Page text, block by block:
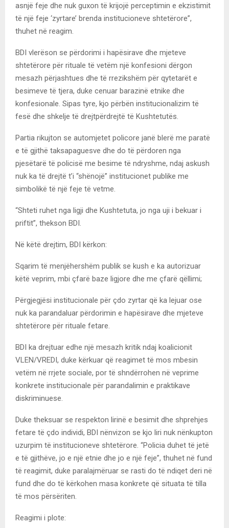
asnjë feje dhe nuk guxon të krijojë perceptimin e ekzistimit
të një feje ‘zyrtare’ brenda institucioneve shtetërore”,
thuhet në reagim.
BDI vlerëson se përdorimi i hapësirave dhe mjeteve
shtetërore për rituale të vetëm një konfesioni dërgon
mesazh përjashtues dhe të rrezikshëm për qytetarët e
besimeve të tjera, duke cenuar barazinë etnike dhe
konfesionale. Sipas tyre, kjo përbën institucionalizim të
fesë dhe shkelje të drejtpërdrejtë të Kushtetutës.
Partia rikujton se automjetet policore janë blerë me paratë
e të gjithë taksapaguesve dhe do të përdoren nga
pjesëtarë të policisë me besime të ndryshme, ndaj askush
nuk ka të drejtë t’i “shënojë” institucionet publike me
simbolikë të një feje të vetme.
“Shteti ruhet nga ligji dhe Kushtetuta, jo nga uji i bekuar i
priftit”, thekson BDI.
Në këtë drejtim, BDI kërkon:
Sqarim të menjëhershëm publik se kush e ka autorizuar
këtë veprim, mbi çfarë baze ligjore dhe me çfarë qëllimi;
Përgjegjësi institucionale për çdo zyrtar që ka lejuar ose
nuk ka parandaluar përdorimin e hapësirave dhe mjeteve
shtetërore për rituale fetare.
BDI ka drejtuar edhe një mesazh kritik ndaj koalicionit
VLEN/VREDI, duke kërkuar që reagimet të mos mbesin
vetëm në rrjete sociale, por të shndërrohen në veprime
konkrete institucionale për parandalimin e praktikave
diskriminuese.
Duke theksuar se respekton lirinë e besimit dhe shprehjes
fetare të çdo individi, BDI nënvizon se kjo liri nuk nënkupton
uzurpim të institucioneve shtetërore. “Policia duhet të jetë
e të gjithëve, jo e një etnie dhe jo e një feje”, thuhet në fund
të reagimit, duke paralajmëruar se rasti do të ndiqet deri në
fund dhe do të kërkohen masa konkrete që situata të tilla
të mos përsëriten.
Reagimi i plote: